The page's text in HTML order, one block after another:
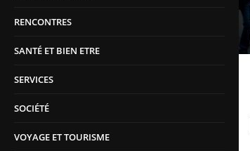
RENCONTRES
SANTÉ ET BIEN ETRE
SERVICES
SOCIÉTÉ
VOYAGE ET TOURISME